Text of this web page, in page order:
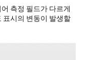
측정 필드가 다르게
표시의 변동이 발생할